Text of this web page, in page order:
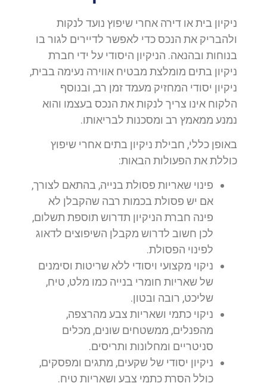
ניקיון בית או דירה אחרי שיפוץ נועד לנקות
ולהבריק את הנכס כדי לאפשר לדיירים לגור בו
בנוחות ובהנאה. הניקיון היסודי על ידי חברת
ניקיון בתים מומלצת מבטיח אווירה נעימה בבית,
ניקיון יסודי המחזיק מעמד זמן רב, ובנוסף
הלקוח אינו צריך לנקות את הנכס בעצמו והוא
נמנע ממאמץ רב ומסכנות לבריאותו.
באופן כללי, חבילת ניקיון בתים אחרי שיפוץ
כוללת את הפעולות הבאות:
פינוי שאריות פסולת בנייה, בהתאם לצורך,
אם יש פסולת בכמות רבה שהקבלן לא
פינה חברת הניקיון תדרוש תוספת תשלום,
לכן חשוב לדרוש מקבלן השיפוצים לדאוג
לפינוי הפסולת.
ניקוי מקצועי ויסודי ללא שריטות וסימנים
של שאריות חומרי בנייה כמו מלט, טיח,
שליכט, רובה ובטון.
ניקוי כתמי ושאריות צבע מהרצפה,
מהפנלים, ממשטחים שונים, מכלים
סניטריים ומחלונות ותריסים.
ניקיון יסודי של שקעים, מתגים ומפסקים,
כולל הסרת כתמי צבע ושאריות טיח.